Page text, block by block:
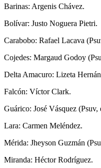
Barinas: Argenis Chávez.
Bolívar: Justo Noguera Pietri.
Carabobo: Rafael Lacava
Cojedes: Margaud Godoy
Delta Amacuro: Lizeta
Falcón: Víctor Clark.
Guárico: José Vásquez (Psuv,
Lara: Carmen Meléndez.
Mérida: Jheyson Guzmán
Miranda: Héctor Rodríguez.